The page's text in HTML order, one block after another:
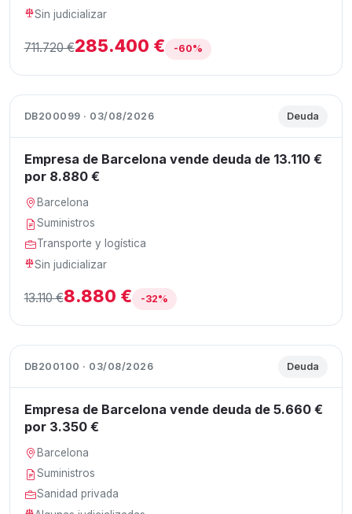
Sin judicializar
711.720 €285.400 € -60%
DB200099 · 03/08/2026 Deuda
Empresa de Barcelona vende deuda de 13.110 €
por 8.880 €
Barcelona
Suministros
Transporte y logística
Sin judicializar
13.110 €8.880 € -32%
DB200100 · 03/08/2026 Deuda
Empresa de Barcelona vende deuda de 5.660 €
por 3.350 €
Barcelona
Suministros
Sanidad privada